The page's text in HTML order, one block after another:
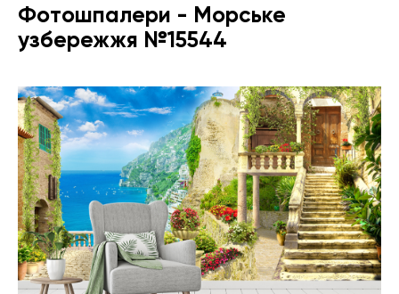
Фотошпалери - Морське
узбережжя №15544